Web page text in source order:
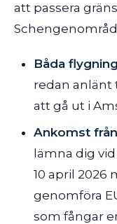
att passera
Båda
redan anlänt
att gå ut i
Ankomst
lämna dig
10 april 2026
genomföra
som fångar